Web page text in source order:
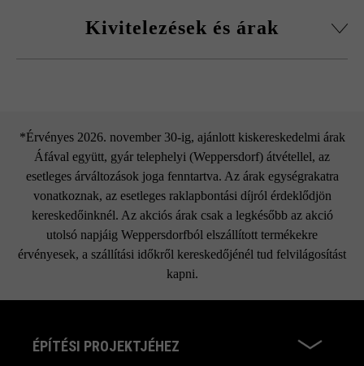
Kivitelezések és árak
*Érvényes 2026. november 30-ig, ajánlott kiskereskedelmi árak
Áfával együtt, gyár telephelyi (Weppersdorf) átvétellel, az
esetleges árváltozások joga fenntartva. Az árak egységrakatra
vonatkoznak, az esetleges raklapbontási díjról érdeklődjön
kereskedőinknél. Az akciós árak csak a legkésőbb az akció
utolsó napjáig Weppersdorfból elszállított termékekre
érvényesek, a szállítási időkről kereskedőjénél tud felvilágosítást
kapni.
ÉPÍTÉSI PROJEKTJÉHEZ